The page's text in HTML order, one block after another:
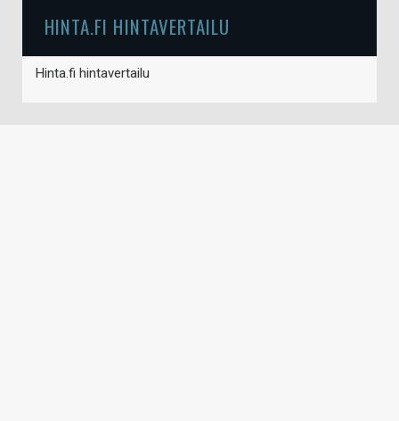
HINTA.FI HINTAVERTAILU
Hinta.fi hintavertailu